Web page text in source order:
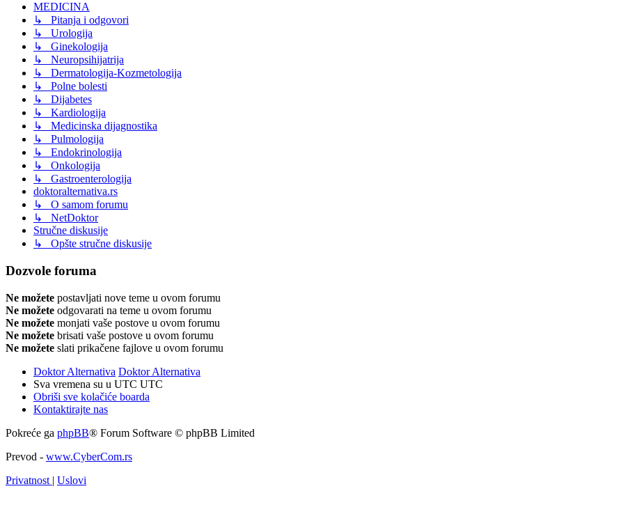
MEDICINA
↳ Pitanja i odgovori
↳ Urologija
↳ Ginekologija
↳ Neuropsihijatrija
↳ Dermatologija-Kozmetologija
↳ Polne bolesti
↳ Dijabetes
↳ Kardiologija
↳ Medicinska dijagnostika
↳ Pulmologija
↳ Endokrinologija
↳ Onkologija
↳ Gastroenterologija
doktoralternativa.rs
↳ O samom forumu
↳ NetDoktor
Stručne diskusije
↳ Opšte stručne diskusije
Dozvole foruma
Ne možete postavljati nove teme u ovom forumu
Ne možete odgovarati na teme u ovom forumu
Ne možete monjati vaše postove u ovom forumu
Ne možete brisati vaše postove u ovom forumu
Ne možete slati prikačene fajlove u ovom forumu
Doktor Alternativa Doktor Alternativa
Sva vremena su u UTC UTC
Obriši sve kolačiće boarda
Kontaktirajte nas
Pokreće ga phpBB® Forum Software © phpBB Limited
Prevod - www.CyberCom.rs
Privatnost | Uslovi